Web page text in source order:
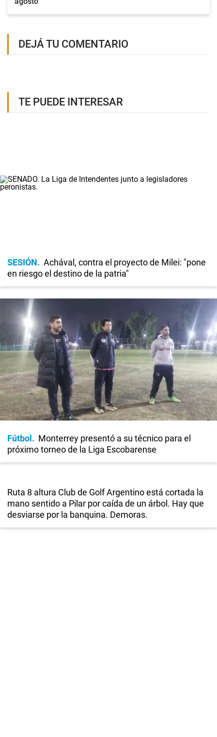
DEJÁ TU COMENTARIO
TE PUEDE INTERESAR
SESIÓN
Achával, contra el proyecto de Milei: "pone
en riesgo el destino de la patria"
Fútbol
Monterrey presentó a su técnico para el
próximo torneo de la Liga Escobarense
Ruta 8 altura Club de Golf Argentino está cortada la
mano sentido a Pilar por caída de un árbol. Hay que
desviarse por la banquina. Demoras.